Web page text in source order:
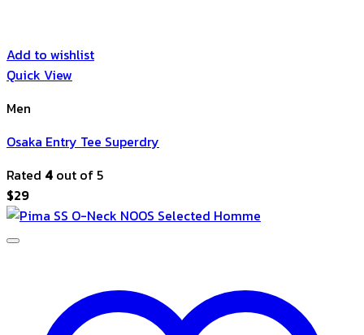
Add to wishlist
Quick View
Men
Osaka Entry Tee Superdry
Rated 4 out of 5
$29